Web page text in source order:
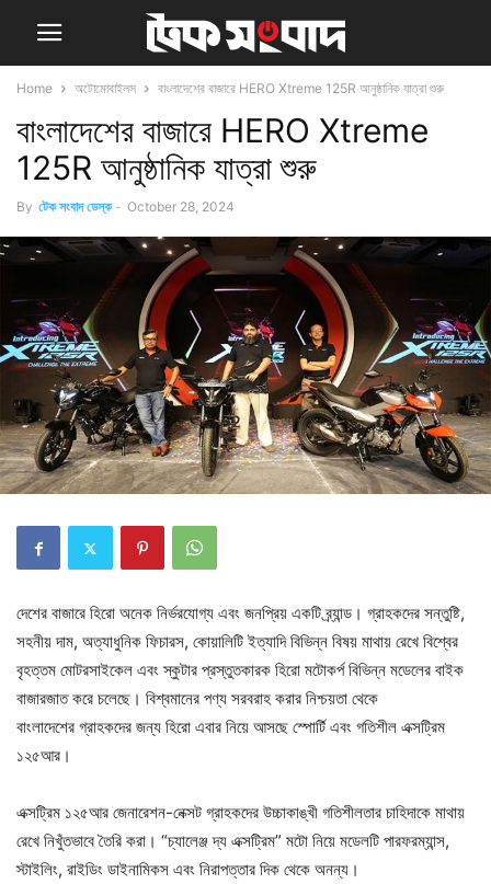
Home অটোমোবাইলস বাংলাদেশের বাজারে HERO Xtreme 125R আনুষ্ঠানিক যাত্রা শুরু
বাংলাদেশের বাজারে HERO Xtreme
125R আনুষ্ঠানিক যাত্রা শুরু
By টেক সংবাদ ডেস্ক - October 28, 2024
দেশের বাজারে হিরো অনেক নির্ভরযোগ্য এবং জনপ্রিয় একটি ব্র্যান্ড। গ্রাহকদের সন্তুষ্টি,
সহনীয় দাম, অত্যাধুনিক ফিচারস, কোয়ালিটি ইত্যাদি বিভিন্ন বিষয় মাথায় রেখে বিশ্বের
বৃহত্তম মোটরসাইকেল এবং স্কুটার প্রস্তুতকারক হিরো মটোকর্প বিভিন্ন মডেলের বাইক
বাজারজাত করে চলেছে। বিশ্বমানের পণ্য সরবরাহ করার নিশ্চয়তা থেকে
বাংলাদেশের গ্রাহকদের জন্য হিরো এবার নিয়ে আসছে স্পোর্টি এবং গতিশীল এক্সট্রিম
১২৫আর।
এক্সট্রিম ১২৫আর জেনারেশন-নেক্সট গ্রাহকদের উচ্চাকাঙ্খী গতিশীলতার চাহিদাকে মাথায়
রেখে নিখুঁতভাবে তৈরি করা। “চ্যালেঞ্জ দ্য এক্সট্রিম” মটো নিয়ে মডেলটি পারফরম্যান্স,
স্টাইলিং, রাইডিং ডাইনামিকস এবং নিরাপত্তার দিক থেকে অনন্য।